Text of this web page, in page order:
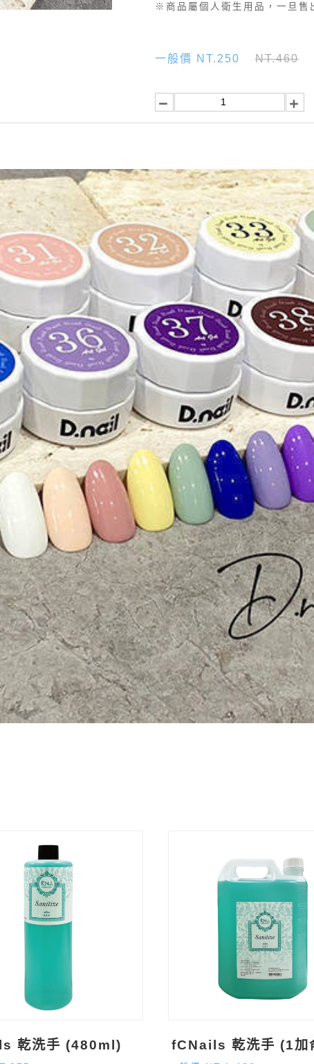
※商品屬個人衛生用品，一旦售
一般價 NT.250 NT.460
乾洗手 (480ml) fCNails 乾洗手 (1加